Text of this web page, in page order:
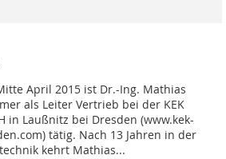
April 2015 ist Dr.-Ing. Mathias
als Leiter Vertrieb bei der KEK
in Laußnitz bei Dresden (www.kek-
tätig. Nach 13 Jahren in der
kehrt Mathias...